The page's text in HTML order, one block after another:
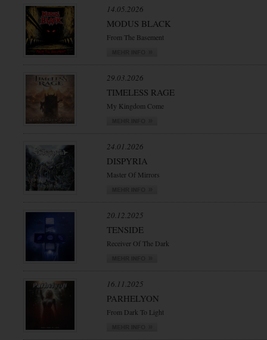
14.05.2026
MODUS BLACK
From The Basement
29.03.2026
TIMELESS RAGE
My Kingdom Come
24.01.2026
DISPYRIA
Master Of Mirrors
20.12.2025
TENSIDE
Receiver Of The Dark
16.11.2025
PARHELYON
From Dark To Light